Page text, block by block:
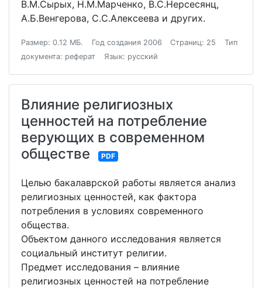
В.М.Сырых, Н.М.Марченко, В.С.Нерсесянц,
А.Б.Венгерова, С.С.Алексеева и других.
Размер: 0.12 МБ. Год создания 2006 Страниц: 25
Тип
документа: реферат
Язык: русский
Влияние религиозных
ценностей на потребление
верующих в современном
обществе
PDF
Целью бакалаврской работы является анализ
религиозных ценностей, как фактора
потребления в условиях современного
общества.
Объектом данного исследования является
социальный институт религии.
Предмет исследования – влияние
религиозных ценностей на потребление